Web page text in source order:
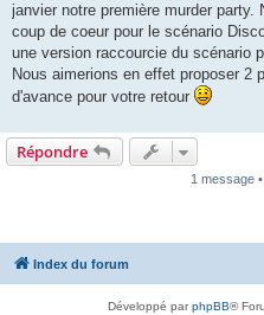
a
g
janvier notre première murder party.
coup de coeur pour le scénario
une version raccourcie du scénario
Nous aimerions en effet proposer 2
d'avance pour votre retour
Répondre
1 message
Index du forum
Développé parphpBB®